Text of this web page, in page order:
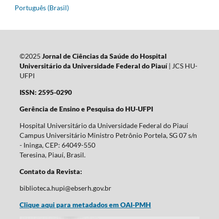
Português (Brasil)
©2025 Jornal de Ciências da Saúde do Hospital
Universitário da Universidade Federal do Piauí| JCS HU-
UFPI
ISSN: 2595-0290
Gerência de Ensino e Pesquisa do HU-UFPI
Hospital Universitário da Universidade Federal do Piauí
Campus Universitário Ministro Petrônio Portela, SG 07 s/n
- Ininga, CEP: 64049-550
Teresina, Piauí, Brasil.
Contato da Revista:
biblioteca.hupi@ebserh.gov.br
Clique aqui para metadados em OAI-PMH